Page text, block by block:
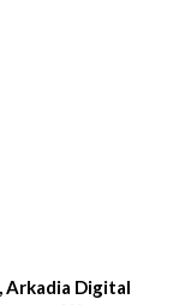
Arkadia Digital